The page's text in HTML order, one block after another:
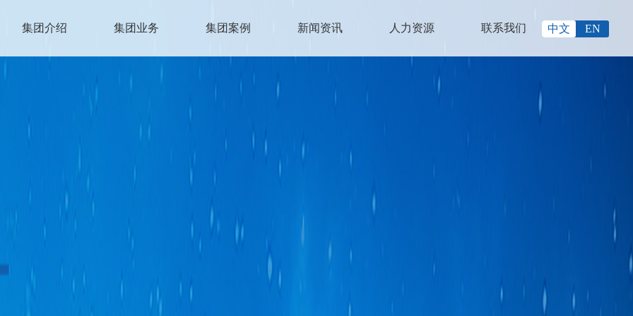
中文 EN
集团介绍 集团业务 集团案例 新闻资讯 人力资源 联系我们